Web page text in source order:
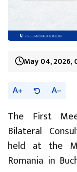
May 04, 2026,
A A
The First
Bilateral
held at the
Romania in